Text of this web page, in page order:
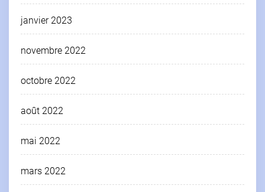
janvier 2023
novembre 2022
octobre 2022
août 2022
mai 2022
mars 2022